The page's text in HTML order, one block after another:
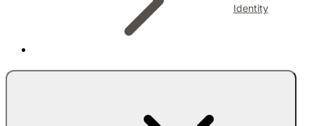
Identity